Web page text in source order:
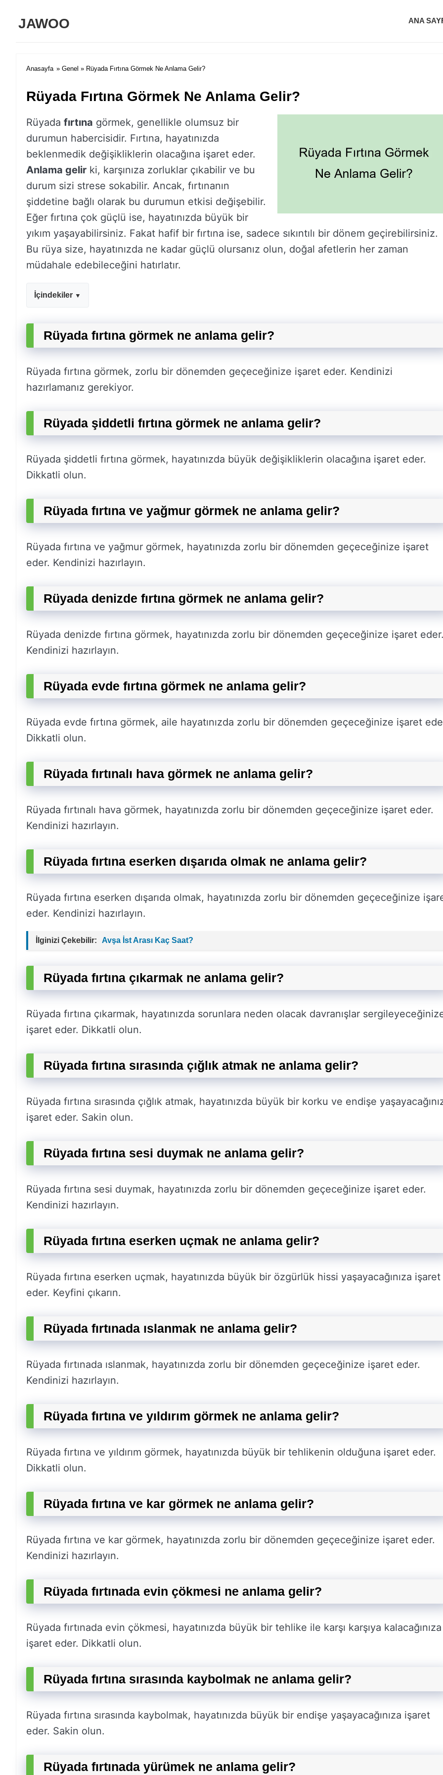
JAWOO ANA
Anasayfa » Genel » Rüyada Fırtına Görmek Ne Anlama Gelir?
Rüyada Fırtına Görmek Ne Anlama Gelir?
Rüyada fırtına görmek, genellikle olumsuz bir
durumun habercisidir. Fırtına, hayatınızda
beklenmedik değişikliklerin olacağına işaret eder.
Anlama gelir ki, karşınıza zorluklar çıkabilir ve bu
durum sizi strese sokabilir. Ancak, fırtınanın
şiddetine bağlı olarak bu durumun etkisi değişebilir.
Eğer fırtına çok güçlü ise, hayatınızda büyük bir
yıkım yaşayabilirsiniz. Fakat hafif bir fırtına ise, sadece sıkıntılı bir dönem geçirebilirsiniz.
Bu rüya size, hayatınızda ne kadar güçlü olursanız olun, doğal afetlerin her zaman
müdahale edebileceğini hatırlatır.
İçindekiler
Rüyada fırtına görmek ne anlama gelir?
Rüyada fırtına görmek, zorlu bir dönemden geçeceğinize işaret eder. Kendinizi
hazırlamanız gerekiyor.
Rüyada şiddetli fırtına görmek ne anlama gelir?
Rüyada şiddetli fırtına görmek, hayatınızda büyük değişikliklerin olacağına işaret eder.
Dikkatli olun.
Rüyada fırtına ve yağmur görmek ne anlama gelir?
Rüyada fırtına ve yağmur görmek, hayatınızda zorlu bir dönemden geçeceğinize işaret
eder. Kendinizi hazırlayın.
Rüyada denizde fırtına görmek ne anlama gelir?
Rüyada denizde fırtına görmek, hayatınızda zorlu bir dönemden geçeceğinize işaret
Kendinizi hazırlayın.
Rüyada evde fırtına görmek ne anlama gelir?
Rüyada evde fırtına görmek, aile hayatınızda zorlu bir dönemden geçeceğinize işaret
Dikkatli olun.
Rüyada fırtınalı hava görmek ne anlama gelir?
Rüyada fırtınalı hava görmek, hayatınızda zorlu bir dönemden geçeceğinize işaret eder.
Kendinizi hazırlayın.
Rüyada fırtına eserken dışarıda olmak ne anlama gelir?
Rüyada fırtına eserken dışarıda olmak, hayatınızda zorlu bir dönemden geçeceğinize
eder. Kendinizi hazırlayın.
İlginizi Çekebilir: Avşa İst Arası Kaç Saat?
Rüyada fırtına çıkarmak ne anlama gelir?
Rüyada fırtına çıkarmak, hayatınızda sorunlara neden olacak davranışlar
işaret eder. Dikkatli olun.
Rüyada fırtına sırasında çığlık atmak ne anlama gelir?
Rüyada fırtına sırasında çığlık atmak, hayatınızda büyük bir korku ve endişe
işaret eder. Sakin olun.
Rüyada fırtına sesi duymak ne anlama gelir?
Rüyada fırtına sesi duymak, hayatınızda zorlu bir dönemden geçeceğinize işaret eder.
Kendinizi hazırlayın.
Rüyada fırtına eserken uçmak ne anlama gelir?
Rüyada fırtına eserken uçmak, hayatınızda büyük bir özgürlük hissi yaşayacağınıza işaret
eder. Keyfini çıkarın.
Rüyada fırtınada ıslanmak ne anlama gelir?
Rüyada fırtınada ıslanmak, hayatınızda zorlu bir dönemden geçeceğinize işaret eder.
Kendinizi hazırlayın.
Rüyada fırtına ve yıldırım görmek ne anlama gelir?
Rüyada fırtına ve yıldırım görmek, hayatınızda büyük bir tehlikenin olduğuna işaret eder.
Dikkatli olun.
Rüyada fırtına ve kar görmek ne anlama gelir?
Rüyada fırtına ve kar görmek, hayatınızda zorlu bir dönemden geçeceğinize işaret eder.
Kendinizi hazırlayın.
Rüyada fırtınada evin çökmesi ne anlama gelir?
Rüyada fırtınada evin çökmesi, hayatınızda büyük bir tehlike ile karşı karşıya kalacağınıza
işaret eder. Dikkatli olun.
Rüyada fırtına sırasında kaybolmak ne anlama gelir?
Rüyada fırtına sırasında kaybolmak, hayatınızda büyük bir endişe yaşayacağınıza işaret
eder. Sakin olun.
Rüyada fırtınada yürümek ne anlama gelir?